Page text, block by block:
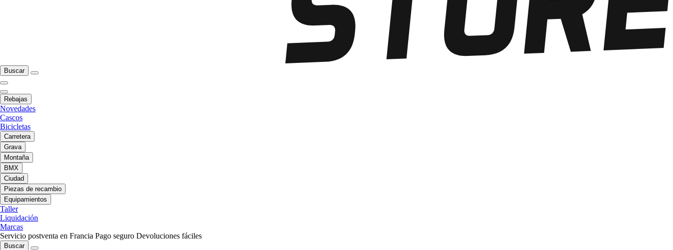
Buscar
Rebajas
Novedades
Cascos
Bicicletas
Carretera
Grava
Montaña
BMX
Ciudad
Piezas de recambio
Equipamientos
Taller
Liquidación
Marcas
Servicio postventa en Francia Pago seguro Devoluciones fáciles
Buscar